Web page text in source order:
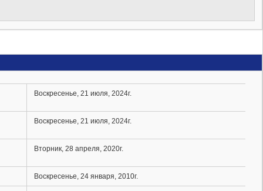
Воскресенье, 21 июля, 2024г.
Воскресенье, 21 июля, 2024г.
Вторник, 28 апреля, 2020г.
Воскресенье, 24 января, 2010г.